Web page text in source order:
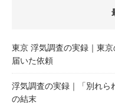
東京 浮気調査の実録｜東
届いた依頼
浮気調査の実録｜「別れら
の結末